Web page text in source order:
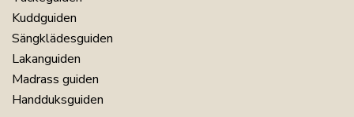
Kuddguiden
Sängklädesguiden
Lakanguiden
Madrass guiden
Handduksguiden